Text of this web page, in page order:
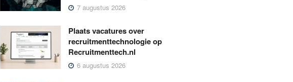
7 augustus 2026
Plaats vacatures over
recruitmenttechnologie op
Recruitmenttech.nl
6 augustus 2026